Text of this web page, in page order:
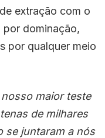
extração com o
por dominação,
por qualquer meio
maior teste
de milhares
se juntaram a nós